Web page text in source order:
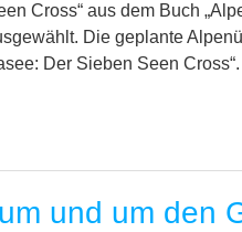
Cross“ aus dem Buch
Die geplante
Der Sieben Seen
und um den